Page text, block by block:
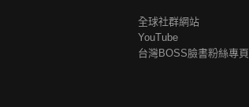
全球社群網站
YouTube
台灣BOSS臉書粉絲專頁